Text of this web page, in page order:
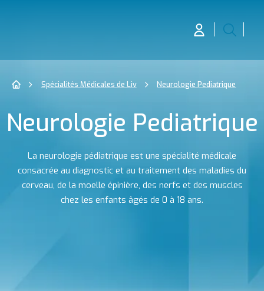
Spécialités Médicales de Liv Neurologie Pediatrique
Neurologie Pediatrique
La neurologie pédiatrique est une spécialité médicale
consacrée au diagnostic et au traitement des maladies du
cerveau, de la moelle épinière, des nerfs et des muscles
chez les enfants âgés de 0 à 18 ans.